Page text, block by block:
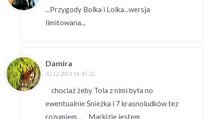
...Przygody Bolka i Lolka...wersja
limitowana...
Damira
02.12.2014 14:45:32
chociaż żeby Tola z nimi była no
ewentualnie Śnieżka i 7 krasnoludków tez
rozumiem .. Markizie jestem